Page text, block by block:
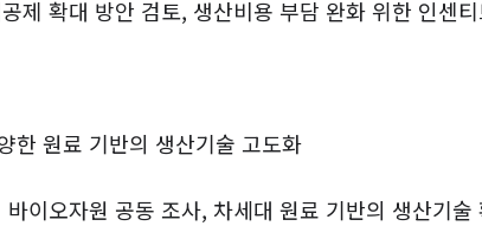
제 확대 방안 검토, 생산비용 부담 완화 위한 인센
한 원료 기반의 생산기술 고도화
바이오자원 공동 조사, 차세대 원료 기반의 생산기술